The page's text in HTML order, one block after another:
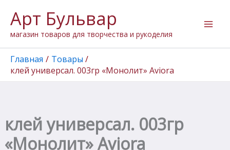
содержимому
Арт Бульвар
магазин товаров для творчества и рукоделия
Главная
Товары
клей универсал. 003гр «Монолит» Aviora
клей универсал. 003гр
«Монолит» Aviora
товара
клей
универсал.
003гр
"Монолит"
Aviora